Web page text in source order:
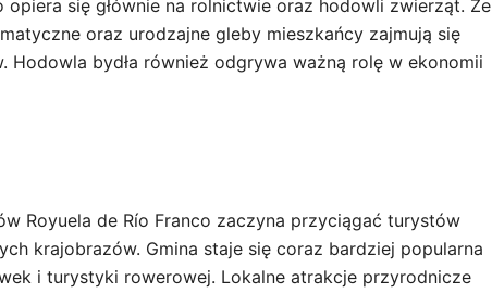
opiera się głównie na rolnictwie oraz hodowli zwierząt. Ze
oraz urodzajne gleby mieszkańcy zajmują się
Hodowla bydła również odgrywa ważną rolę w ekonomii
Royuela de Río Franco zaczyna przyciągać turystów
krajobrazów. Gmina staje się coraz bardziej popularna
i turystyki rowerowej. Lokalne atrakcje przyrodnicze